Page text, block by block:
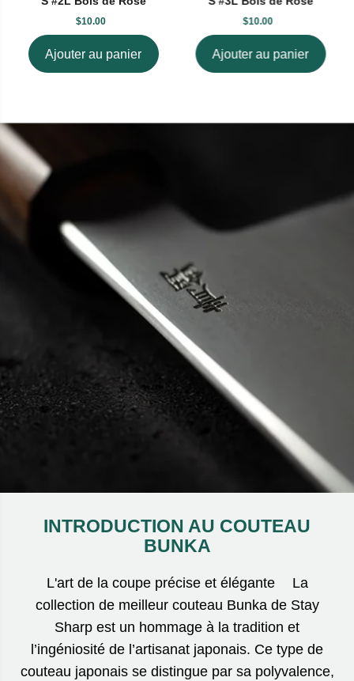
$10.00
Ajouter au panier
$10.00
Ajouter au panier
INTRODUCTION AU COUTEAU
BUNKA
L'art de la coupe précise et élégante La
collection de meilleur couteau Bunka de Stay
Sharp est un hommage à la tradition et
l’ingéniosité de l’artisanat japonais. Ce type de
couteau japonais se distingue par sa polyvalence,